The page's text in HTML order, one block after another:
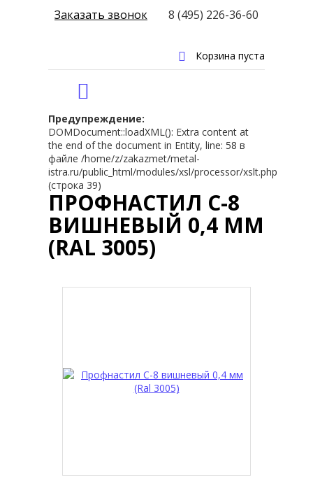
Предупреждение:
DOMDocument::loadXML(): Extra content at
the end of the document in Entity, line: 58 в
файле /home/z/zakazmet/metal-
istra.ru/public_html/modules/xsl/processor/xslt.php
(строка 39)
ПРОФНАСТИЛ С-8
ВИШНЕВЫЙ 0,4 ММ
(RAL 3005)
Заказать звонок 8 (495) 226-36-60
Корзина пуста